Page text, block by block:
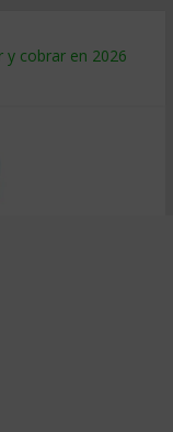
y cobrar en 2026
tan caro
a tiempo
qué hacer
y venderle